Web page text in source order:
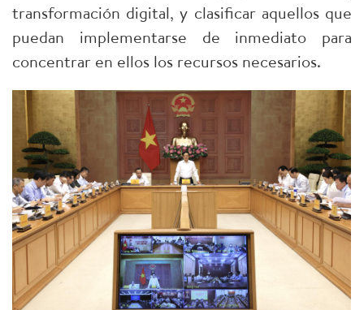
transformación digital, y clasificar aquellos que
puedan implementarse de inmediato para
concentrar en ellos los recursos necesarios.